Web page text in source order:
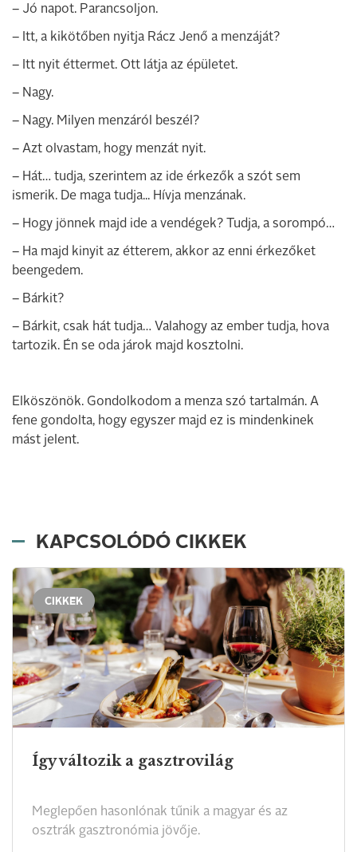
– Jó napot. Parancsoljon.
– Itt, a kikötőben nyitja Rácz Jenő a menzáját?
– Itt nyit éttermet. Ott látja az épületet.
– Nagy.
– Nagy. Milyen menzáról beszél?
– Azt olvastam, hogy menzát nyit.
– Hát… tudja, szerintem az ide érkezők a szót sem
ismerik. De maga tudja... Hívja menzának.
– Hogy jönnek majd ide a vendégek? Tudja, a sorompó…
– Ha majd kinyit az étterem, akkor az enni érkezőket
beengedem.
– Bárkit?
– Bárkit, csak hát tudja… Valahogy az ember tudja, hova
tartozik. Én se oda járok majd kosztolni.
Elköszönök. Gondolkodom a menza szó tartalmán. A
fene gondolta, hogy egyszer majd ez is mindenkinek
mást jelent.
KAPCSOLÓDÓ CIKKEK
CIKKEK
Így változik a gasztrovilág
Meglepően hasonlónak tűnik a magyar és az
osztrák gasztronómia jövője.